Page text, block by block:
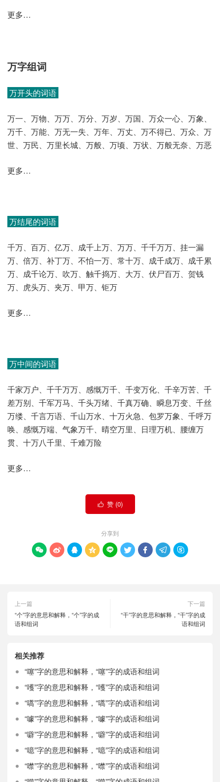
更多…
万字组词
万开头的词语
万一、万物、万万、万分、万岁、万国、万众一心、万象、
万千、万能、万无一失、万年、万丈、万不得已、万众、万
世、万民、万里长城、万般、万顷、万状、万般无奈、万恶
更多…
万结尾的词语
千万、百万、亿万、成千上万、万万、千千万万、挂一漏
万、倍万、补丁万、不怕一万、常十万、成千成万、成千累
万、成千论万、吹万、触千捣万、大万、伏尸百万、贺钱
万、虎头万、夹万、甲万、钜万
更多…
万中间的词语
千家万户、千千万万、感慨万千、千变万化、千辛万苦、千
差万别、千军万马、千头万绪、千真万确、瞬息万变、千丝
万缕、千言万语、千山万水、十万火急、包罗万象、千呼万
唤、感慨万端、气象万千、晴空万里、日理万机、腰缠万
贯、十万八千里、千难万险
更多…
 赞 (0)
分享到
        
上一篇
“个”字的意思和解释，“个”字的成
语和组词
下一篇
“干”字的意思和解释，“干”字的成
语和组词
相关推荐
“噻”字的意思和解释，“噻”字的成语和组词
“嚄”字的意思和解释，“嚄”字的成语和组词
“嚆”字的意思和解释，“嚆”字的成语和组词
“噱”字的意思和解释，“噱”字的成语和组词
“噼”字的意思和解释，“噼”字的成语和组词
“噫”字的意思和解释，“噫”字的成语和组词
“噤”字的意思和解释，“噤”字的成语和组词